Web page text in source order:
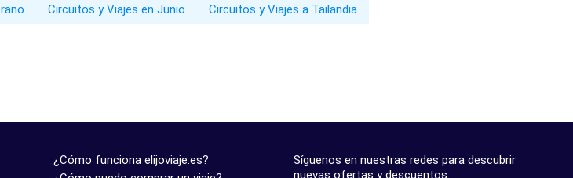
Circuitos y Viajes en Junio
Circuitos y Viajes a Tailandia
¿Cómo funciona elijoviaje.es?
Síguenos en nuestras redes para descubrir
nuevas ofertas y descuentos: